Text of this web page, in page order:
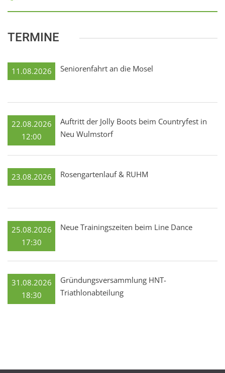
TERMINE
11.08.2026 Seniorenfahrt an die Mosel
22.08.2026
12:00
Auftritt der Jolly Boots beim Countryfest in
Neu Wulmstorf
23.08.2026 Rosengartenlauf & RUHM
25.08.2026
17:30
Neue Trainingszeiten beim Line Dance
31.08.2026
18:30
Gründungsversammlung HNT-
Triathlonabteilung